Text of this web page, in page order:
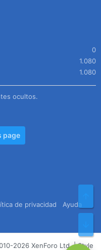
0
1.080
1.080
ocultos.
page
de privacidad
Ayuda
2026 XenForo Ltd. |Style